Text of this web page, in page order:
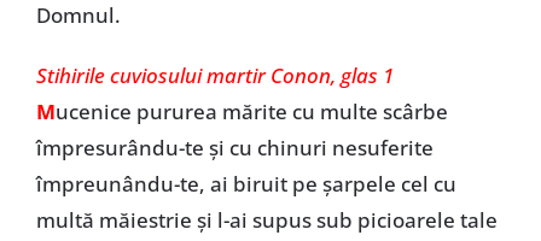
Domnul.
Stihirile cuviosului martir Conon, glas 1
Mucenice pururea mărite cu multe scârbe
împresurându-te şi cu chinuri nesuferite
împreunându-te, ai biruit pe şarpele cel cu
multă măiestrie şi l-ai supus sub picioarele tale